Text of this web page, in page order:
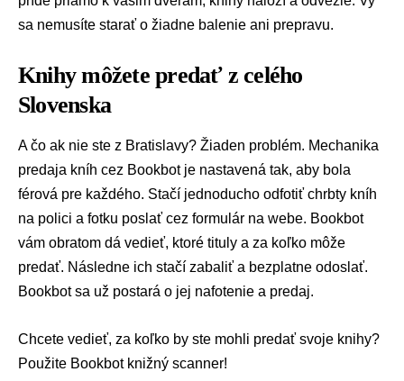
sa nemusíte starať o žiadne balenie ani prepravu.
Knihy môžete predať z celého
Slovenska
A čo ak nie ste z Bratislavy? Žiaden problém. Mechanika
predaja kníh cez Bookbot je nastavená tak, aby bola
férová pre každého. Stačí jednoducho odfotiť chrbty kníh
na polici a fotku poslať cez formulár na webe. Bookbot
vám obratom dá vedieť, ktoré tituly a za koľko môže
predať. Následne ich stačí zabaliť a bezplatne odoslať.
Bookbot sa už postará o jej nafotenie a predaj.
Chcete vedieť, za koľko by ste mohli predať svoje knihy?
Použite Bookbot knižný scanner!